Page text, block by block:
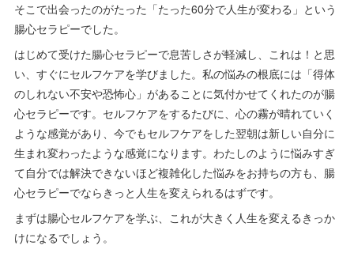
そこで出会ったのがたった「たった60分で人生が変わる」という
腸心セラピーでした。
はじめて受けた腸心セラピーで息苦しさが軽減し、これは！と思
い、すぐにセルフケアを学びました。私の悩みの根底には「得体
のしれない不安や恐怖心」があることに気付かせてくれたのが腸
心セラピーです。セルフケアをするたびに、心の霧が晴れていく
ような感覚があり、今でもセルフケアをした翌朝は新しい自分に
生まれ変わったような感覚になります。わたしのように悩みすぎ
て自分では解決できないほど複雑化した悩みをお持ちの方も、腸
心セラピーでならきっと人生を変えられるはずです。
まずは腸心セルフケアを学ぶ、これが大きく人生を変えるきっか
けになるでしょう。